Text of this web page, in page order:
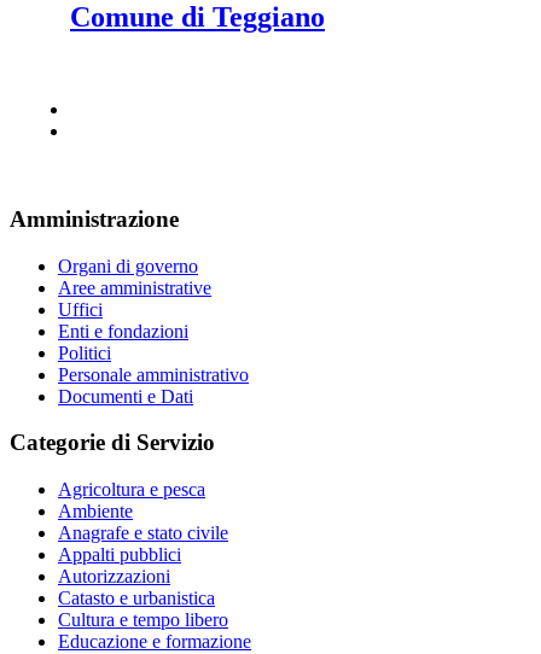
Comune di Teggiano
Amministrazione
Organi di governo
Aree amministrative
Uffici
Enti e fondazioni
Politici
Personale amministrativo
Documenti e Dati
Categorie di Servizio
Agricoltura e pesca
Ambiente
Anagrafe e stato civile
Appalti pubblici
Autorizzazioni
Catasto e urbanistica
Cultura e tempo libero
Educazione e formazione